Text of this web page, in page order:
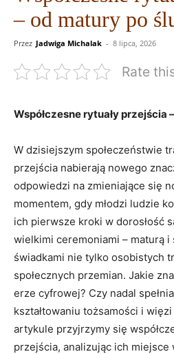
– od matury po
Przez Jadwiga Michalak - 8 lipca, 2026
Rate
Współczesne rytuały przejścia
W dzisiejszym społeczeństwie
przejścia nabierają nowego
odpowiedzi na zmieniające się
momentem, gdy młodzi ludzie
ich pierwsze kroki w dorosłość
wielkimi ceremoniami – maturą i
świadkami ⁣nie tylko ⁢osobistych
społecznych przemian. Jakie
erze cyfrowej? Czy nadal
kształtowaniu tożsamości i
artykule przyjrzymy się
przejścia, analizując ich miejsce